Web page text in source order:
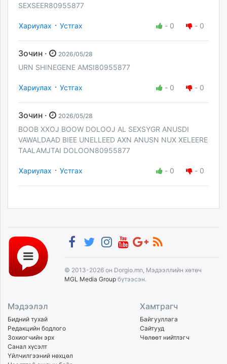
SEXSEER80955877
Хариулах · Устгах - 0 - 0
Зочин · 2026/05/28
URN SHINEGENE AMSI80955877
Хариулах · Устгах - 0 - 0
Зочин · 2026/05/28
BOOB XXOJ BOOW DOLOOJ AL SEXSYGR ANUSDI
VAWALDAAD BIEE UNELLEED AXN ANUSN NUX XELEERE
TAALAMJTAI DOLOON80955877
Хариулах · Устгах - 0 - 0
© 2013-2026 он Dorgio.mn, Мэдээллийн хөтөч
MGL Media Group бүтээсэн.
Мэдээлэл
Бидний тухай
Редакцийн бодлого
Зохиогчийн эрх
Санал хүсэлт
Үйлчилгээний нөхцөл
Хамтрагч
Байгууллага
Сайтууд
Чөлөөт нийтлэгч